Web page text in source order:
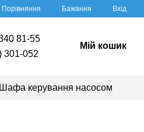
Порівняння Бажання Вхід
81-55
301-052
Мій кошик
Шафа керування насосом